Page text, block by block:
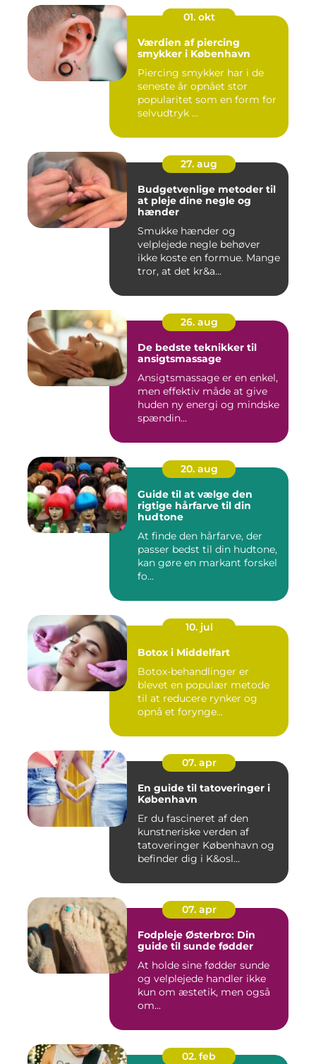
01. okt
Værdien af piercing
smykker i København
Piercing smykker har i de
seneste år opnået stor
popularitet som en form for
selvudtryk ...
27. aug
Budgetvenlige metoder til
at pleje dine negle og
hænder
Smukke hænder og
velplejede negle behøver
ikke koste en formue. Mange
tror, at det kr&a...
26. aug
De bedste teknikker til
ansigtsmassage
Ansigtsmassage er en enkel,
men effektiv måde at give
huden ny energi og mindske
spændin...
20. aug
Guide til at vælge den
rigtige hårfarve til din
hudtone
At finde den hårfarve, der
passer bedst til din hudtone,
kan gøre en markant forskel
fo...
10. jul
Botox i Middelfart
Botox-behandlinger er
blevet en populær metode
til at reducere rynker og
opnå et forynge...
07. apr
En guide til tatoveringer i
København
Er du fascineret af den
kunstneriske verden af
tatoveringer København og
befinder dig i K&osl...
07. apr
Fodpleje Østerbro: Din
guide til sunde fødder
At holde sine fødder sunde
og velplejede handler ikke
kun om æstetik, men også
om...
02. feb